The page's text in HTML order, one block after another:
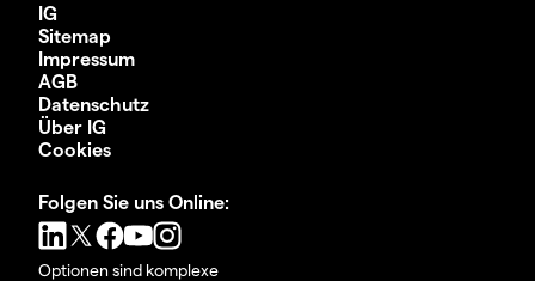
IG
Sitemap
Impressum
AGB
Datenschutz
Über IG
Cookies
Folgen Sie uns Online:
Optionen sind komplexe